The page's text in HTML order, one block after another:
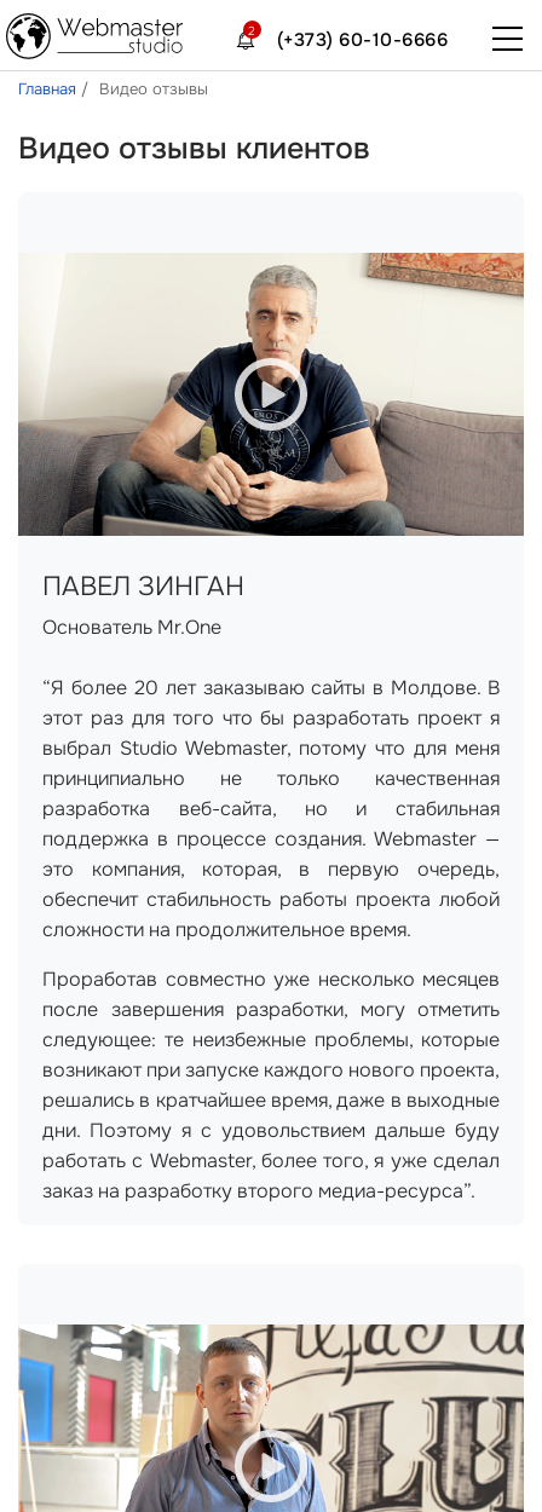
(+373) 60-10-6666
2
Главная Видео отзывы
Видео отзывы клиентов
ПАВЕЛ ЗИНГАН
Основатель Mr.One
“Я более 20 лет заказываю сайты в Молдове. В
этот раз для того что бы разработать проект я
выбрал Studio Webmaster, потому что для меня
принципиально не только качественная
разработка веб-сайта, но и стабильная
поддержка в процессе создания. Webmaster —
это компания, которая, в первую очередь,
обеспечит стабильность работы проекта любой
сложности на продолжительное время.
Проработав совместно уже несколько месяцев
после завершения разработки, могу отметить
следующее: те неизбежные проблемы, которые
возникают при запуске каждого нового проекта,
решались в кратчайшее время, даже в выходные
дни. Поэтому я с удовольствием дальше буду
работать с Webmaster, более того, я уже сделал
заказ на разработку второго медиа-ресурса”.